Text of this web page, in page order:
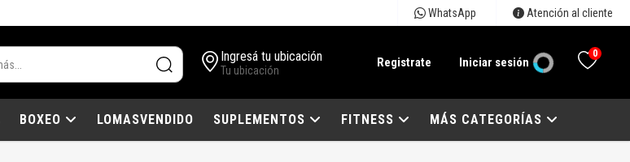
WhatsApp Atención al cliente
Ingresá tu ubicación
Tu ubicación
Registrate Iniciar sesión
0
BOXEO LOMASVENDIDO SUPLEMENTOS FITNESS MÁS CATEGORÍAS